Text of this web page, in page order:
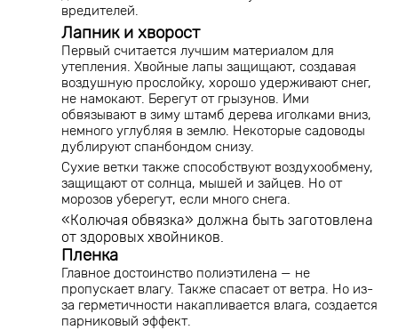
вредителей.
Лапник и хворост
Первый считается лучшим материалом для
утепления. Хвойные лапы защищают, создавая
воздушную прослойку, хорошо удерживают снег,
не намокают. Берегут от грызунов. Ими
обвязывают в зиму штамб дерева иголками вниз,
немного углубляя в землю. Некоторые садоводы
дублируют спанбондом снизу.
Сухие ветки также способствуют воздухообмену,
защищают от солнца, мышей и зайцев. Но от
морозов уберегут, если много снега.
«Колючая обвязка» должна быть заготовлена
от здоровых хвойников.
Пленка
Главное достоинство полиэтилена — не
пропускает влагу. Также спасает от ветра. Но из-
за герметичности накапливается влага, создается
парниковый эффект.